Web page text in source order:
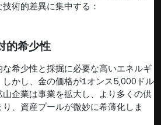
術的差異に集中する：
的希少性
希少性と採掘に必要な高いエネルギ
しかし、金の価格が1オンス5,000ドル
企業は事業を拡大し、より多くの供
、資産プールが微妙に希薄化しま